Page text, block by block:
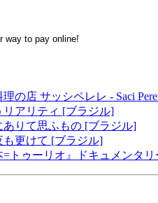
の店 サッシペレレ - Saci
リアリティ [ブラジル]
りて思ふもの [ブラジル]
更けて [ブラジル]
=トゥーリオ』ドキュメンタリ